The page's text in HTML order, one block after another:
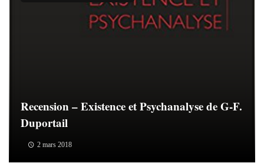
Recension – Existence et Psychanalyse de G-F.
Duportail
2 mars 2018